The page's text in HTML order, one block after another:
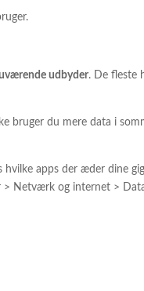
udbyder. De fleste
bruger du mere data i
apps der æder dine
> Netværk og internet >